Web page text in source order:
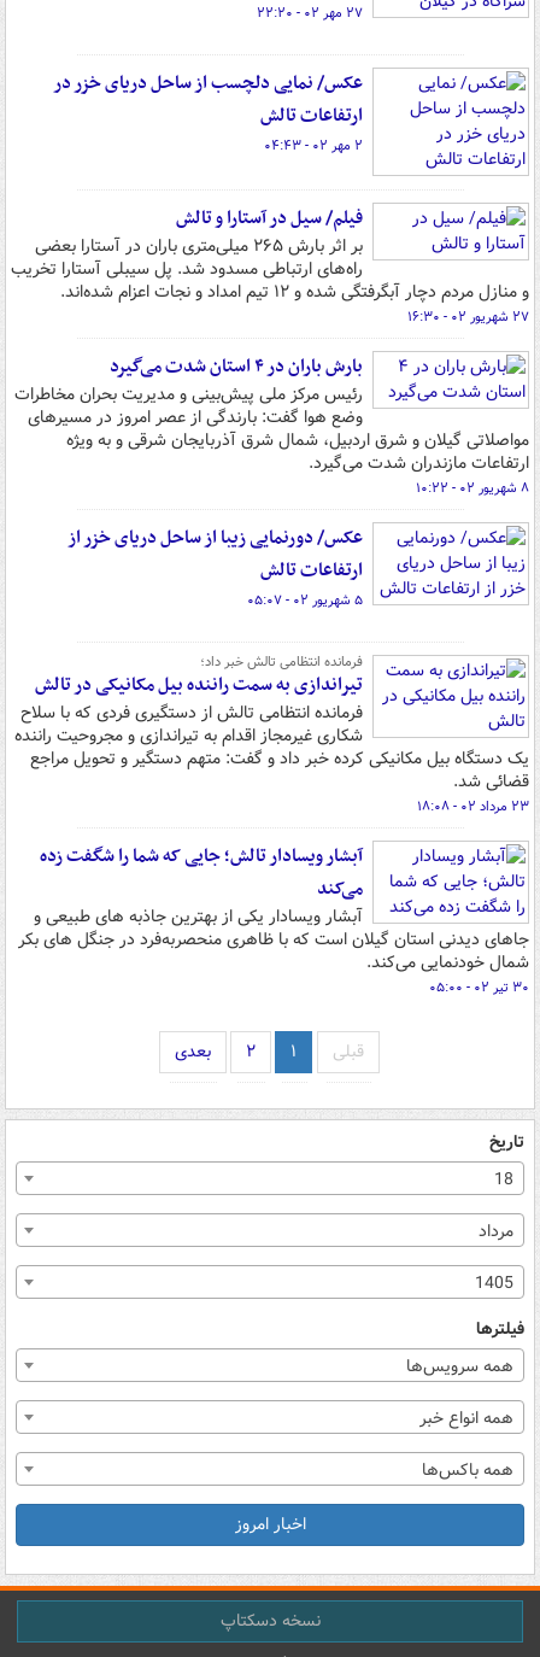
۲۷ مهر ۰۲ - ۲۲:۲۰
عکس/ نمایی دلچسب از ساحل دریای خزر در
ارتفاعات تالش
۲ مهر ۰۲ - ۰۴:۴۳
فیلم/ سیل در آستارا و تالش
بر اثر بارش ۲۶۵ میلی‌متری باران در آستارا بعضی‌
راه‌های ارتباطی مسدود شد. پل سیبلی آستارا تخریب
و منازل مردم دچار آبگرفتگی شده و ۱۲ تیم امداد و نجات اعزام شده‌اند.
۲۷ شهریور ۰۲ - ۱۶:۳۰
بارش باران در ۴ استان شدت می‌گیرد
رئیس مرکز ملی پیش‌بینی و مدیریت بحران مخاطرات
وضع هوا گفت: بارندگی از عصر امروز در مسیرهای
مواصلاتی گیلان و شرق اردبیل، شمال شرق آذربایجان شرقی و به ویژه
ارتفاعات مازندران شدت می‌گیرد.
۸ شهریور ۰۲ - ۱۰:۲۲
عکس/ دورنمایی زیبا از ساحل دریای خزر از
ارتفاعات تالش
۵ شهریور ۰۲ - ۰۵:۰۷
فرمانده انتظامی تالش خبر داد؛
تیراندازی به سمت راننده بیل مکانیکی در تالش
فرمانده انتظامی تالش از دستگیری فردی که با سلاح
شکاری غیرمجاز اقدام به تیراندازی و مجروحیت راننده
یک دستگاه بیل مکانیکی کرده خبر داد و گفت: متهم دستگیر و تحویل مراجع
قضائی شد.
۲۳ مرداد ۰۲ - ۱۸:۰۸
آبشار ویسادار تالش؛ جایی که شما را شگفت زده
می‌کند
آبشار ویسادار یکی از بهترین جاذبه های طبیعی و
جاهای دیدنی استان گیلان است که با ظاهری منحصربه‌فرد در جنگل های بکر
شمال خودنمایی می‌کند.
۳۰ تیر ۰۲ - ۰۵:۰۰
قبلی ۱ ۲ بعدی
تاریخ
18
مرداد
1405
فیلترها
همه سرویس‌ها
همه انواع خبر
همه باکس‌ها
اخبار امروز
نسخه دسکتاپ